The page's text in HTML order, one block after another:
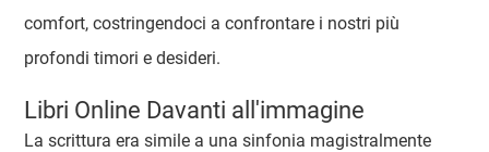
comfort, costringendoci a confrontare i nostri più
profondi timori e desideri.
Libri Online Davanti all'immagine
La scrittura era simile a una sinfonia magistralmente